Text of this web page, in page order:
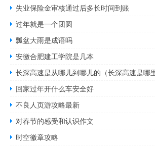
失业保险金审核通过后多长时间到账
过年就是一个团圆
瓢盆大雨是成语吗
安徽合肥建工学院是几本
长深高速是从哪儿到哪儿的（长深高速是哪
回家过年开什么车安全好
不良人页游攻略最新
对春节的感受和认识作文
时空徽章攻略